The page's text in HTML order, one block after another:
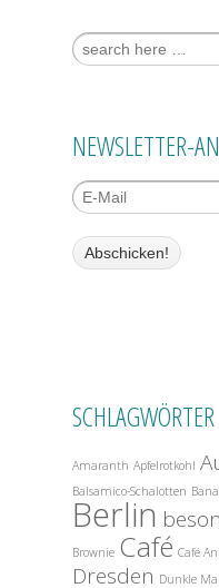
Suche nach:
NEWSLETTER-
SCHLAGWÖRTER
Amaranth Apfelrotkohl
Balsamico-Schalotten
Berlin
Brownie Café Café
Dresden Dunkle